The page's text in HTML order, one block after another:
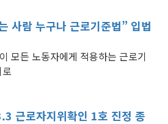
사람 누구나 근로기준법” 입법
모든 노동자에게 적용하는 근로기
근로자지위확인 1호 진정 종